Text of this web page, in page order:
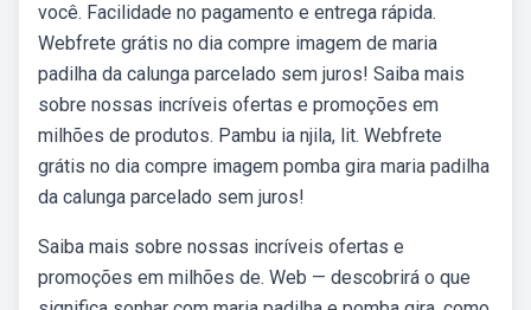
você. Facilidade no pagamento e entrega rápida.
Webfrete grátis no dia compre imagem de maria
padilha da calunga parcelado sem juros! Saiba mais
sobre nossas incríveis ofertas e promoções em
milhões de produtos. Pambu ia njila, lit. Webfrete
grátis no dia compre imagem pomba gira maria padilha
da calunga parcelado sem juros!
Saiba mais sobre nossas incríveis ofertas e
promoções em milhões de. Web — descobrirá o que